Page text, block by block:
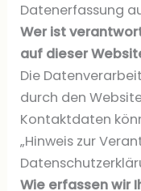
Datenerfassung
Wer ist
auf dieser
Die
durch den
Kontaktdaten
„Hinweis zur
Wie erfassen wir